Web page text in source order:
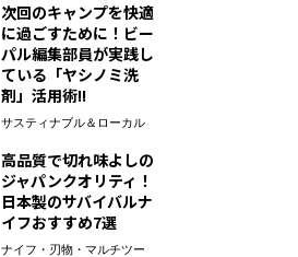
次回のキャンプを快適
に過ごすために！ビー
パル編集部員が実践し
ている「ヤシノミ洗
剤」活用術!!
サスティナブル＆ローカル
高品質で切れ味よしの
ジャパンクオリティ！
日本製のサバイバルナ
イフおすすめ7選
ナイフ・刃物・マルチツー